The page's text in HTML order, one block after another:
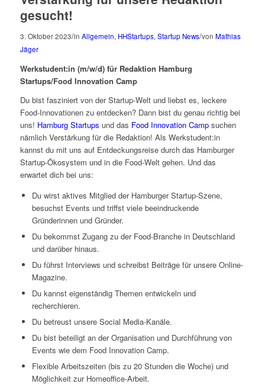
gesucht!
3. Oktober 2023/in Allgemein, HHStartups, Startup News/von Mathias
Jäger
Werkstudent:in (m/w/d) für Redaktion Hamburg
Startups/Food Innovation Camp
Du bist fasziniert von der Startup-Welt und liebst es, leckere
Food-Innovationen zu entdecken? Dann bist du genau richtig bei
uns! Hamburg Startups und das Food Innovation Campsuchen
nämlich Verstärkung für die Redaktion! Als Werkstudent:in
kannst du mit uns auf Entdeckungsreise durch das Hamburger
Startup-Ökosystem und in die Food-Welt gehen. Und das
erwartet dich bei uns:
Du wirst aktives Mitglied der Hamburger Startup-Szene,
besuchst Events und triffst viele beeindruckende
Gründerinnen und Gründer.
Du bekommst Zugang zu der Food-Branche in Deutschland
und darüber hinaus.
Du führst Interviews und schreibst Beiträge für unsere Online-
Magazine.
Du kannst eigenständig Themen entwickeln und
recherchieren.
Du betreust unsere Social Media-Kanäle.
Du bist beteiligt an der Organisation und Durchführung von
Events wie dem Food Innovation Camp.
Flexible Arbeitszeiten (bis zu 20 Stunden die Woche) und
Möglichkeit zur Homeoffice-Arbeit.